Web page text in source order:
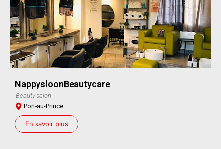
NappysloonBeautycare
Beauty salon
Port-au-Prince
En savoir plus